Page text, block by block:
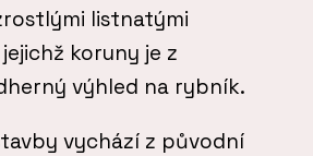
listnatými
koruny je z
výhled na rybník.
vychází z původní